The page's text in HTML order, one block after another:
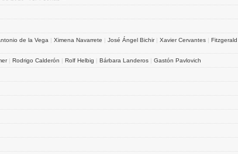
de la Vega | Ximena Navarrete | José Ángel Bichir| Xavier Cervantes |
| Rodrigo Calderón | Rolf Helbig | Bárbara Landeros | Gastón Pavlovich